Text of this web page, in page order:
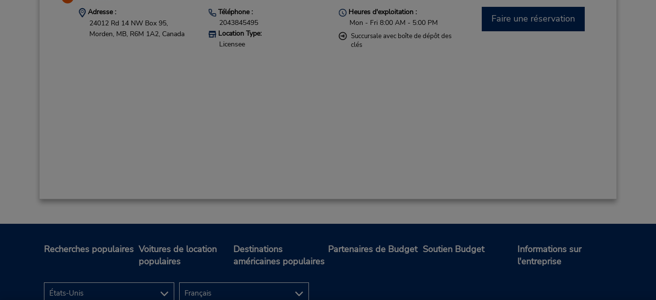
Adresse :
24012 Rd 14 NW Box 95,
Morden, MB, R6M 1A2, Canada
Téléphone :
2043845495
Location Type:
Licensee
Heures d'exploitation :
Mon - Fri 8:00 AM - 5:00 PM
Succursale avec boîte de dépôt des
clés
Faire une réservation
Recherches populaires Voitures de location
populaires
Destinations
américaines populaires
Partenaires de Budget Soutien Budget
Informations sur
l'entreprise